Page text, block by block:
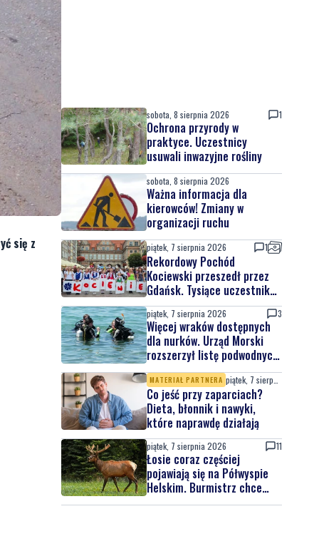
się z
sobota, 8 sierpnia 2026 1
Ochrona przyrody w
praktyce. Uczestnicy
usuwali inwazyjne rośliny
sobota, 8 sierpnia 2026
Ważna informacja dla
kierowców! Zmiany w
organizacji ruchu
piątek, 7 sierpnia 2026 1
Rekordowy Pochód
Kociewski przeszedł przez
Gdańsk. Tysiące uczestników
na jubileuszowej edycji
piątek, 7 sierpnia 2026 3
Więcej wraków dostępnych
dla nurków. Urząd Morski
rozszerzył listę podwodnych
atrakcji
MATERIAŁ PARTNERA
Co jeść przy zaparciach?
Dieta, błonnik i nawyki,
które naprawdę działają
piątek, 7 sierpnia 2026 11
Łosie coraz częściej
pojawiają się na Półwyspie
Helskim. Burmistrz chce
nowych znaków drogowych